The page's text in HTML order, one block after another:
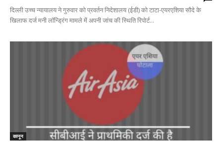
दिल्ली उच्च न्यायालय ने गुरुवार को प्रवर्तन निदेशालय (ईडी) को टाटा-एयरएशिया सौदे के
खिलाफ दर्ज मनी लॉन्ड्रिंग मामले में अपनी जांच की स्थिति रिपोर्ट...
कानून